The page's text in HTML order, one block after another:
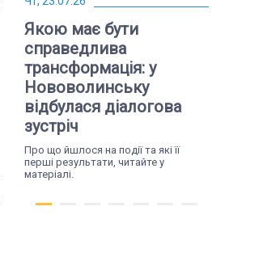
Якою має бути
справедлива
трансформація: у
Нововолинську
відбулася діалогова
зустріч
Про що йшлося на події та які її
перші результати, читайте у
матеріалі.